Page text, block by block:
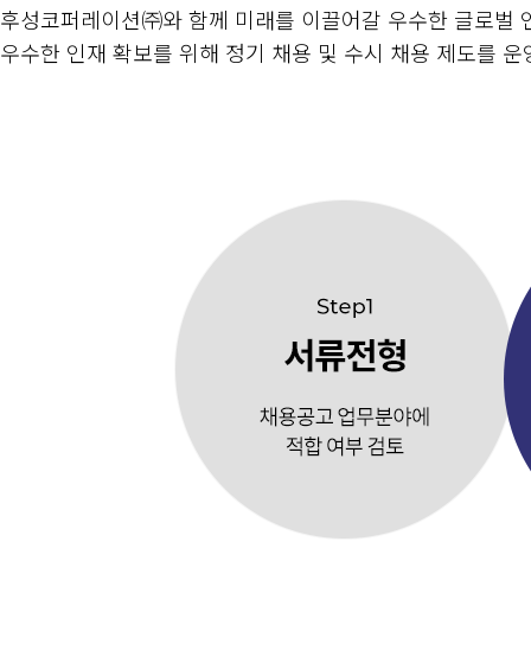
후성코퍼레이션㈜와 함께 미래를 이끌어갈 우수한 글로벌
우수한 인재 확보를 위해 정기 채용 및 수시 채용 제도를